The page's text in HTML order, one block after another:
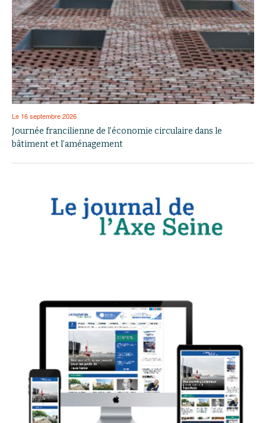
Le 16 septembre 2026
Journée francilienne de l’économie circulaire dans le
bâtiment et l’aménagement